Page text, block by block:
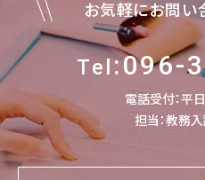
お気軽にお問い
Tel :096-
電話受付：平
担当：教務